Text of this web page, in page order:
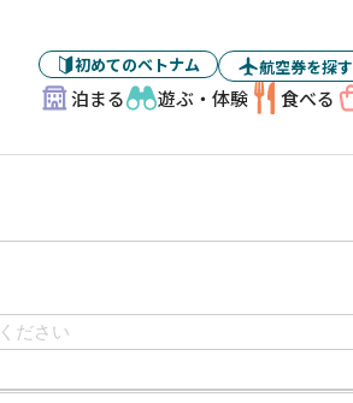
初めてのベトナム 航空券を探す
泊まる 遊ぶ・体験 食べる